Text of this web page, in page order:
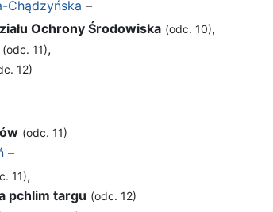
Chądzyńska –
Ochrony Środowiska (odc. 10),
(odc. 11),
12)
(odc. 11)
–
11),
pchlim targu (odc. 12)